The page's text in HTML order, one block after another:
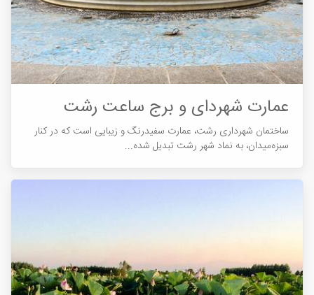
عمارت شهردای و برج ساعت رشت
ساختمان شهرداری رشت، عمارت سفیدرنگ و زیبایی است که در کنار
سبزه‌میدان، به نماد شهر رشت تبدیل شده...